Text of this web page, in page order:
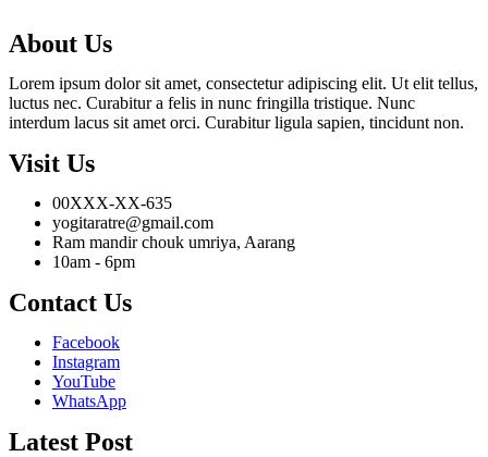
About Us
Lorem ipsum dolor sit amet, consectetur adipiscing elit. Ut elit tellus,
luctus nec. Curabitur a felis in nunc fringilla tristique. Nunc
interdum lacus sit amet orci. Curabitur ligula sapien, tincidunt non.
Visit Us
00XXX-XX-635
yogitaratre@gmail.com
Ram mandir chouk umriya, Aarang
10am - 6pm
Contact Us
Facebook
Instagram
YouTube
WhatsApp
Latest Post